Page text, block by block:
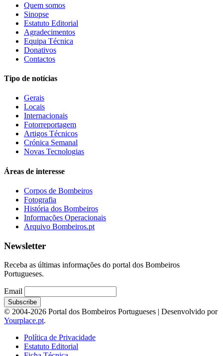
Quem somos
Sinopse
Estatuto Editorial
Agradecimentos
Equipa Técnica
Donativos
Contactos
Tipo de notícias
Gerais
Locais
Internacionais
Fotorreportagem
Artigos Técnicos
Crónica Semanal
Novas Tecnologias
Áreas de interesse
Corpos de Bombeiros
Fotografia
História dos Bombeiros
Informações Operacionais
Arquivo Bombeiros.pt
Newsletter
Receba as últimas informações do portal dos Bombeiros
Portugueses.
Email
© 2004-2026 Portal dos Bombeiros Portugueses | Desenvolvido por
Yourplace.pt.
Política de Privacidade
Estatuto Editorial